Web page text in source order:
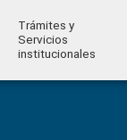
Trámites y
Servicios
institucionales